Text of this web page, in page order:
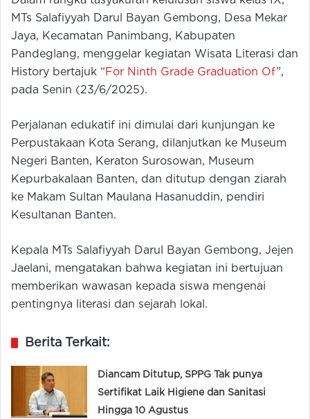
MTs Salafiyyah Darul Bayan Gembong, Desa Mekar
Jaya, Kecamatan Panimbang, Kabupaten
Pandeglang, menggelar kegiatan Wisata Literasi dan
History bertajuk “ For Ninth Grade Graduation Of”,
pada Senin (23/6/2025).
Perjalanan edukatif ini dimulai dari kunjungan ke
Perpustakaan Kota Serang, dilanjutkan ke Museum
Negeri Banten, Keraton Surosowan, Museum
Kepurbakalaan Banten, dan ditutup dengan ziarah
ke Makam Sultan Maulana Hasanuddin, pendiri
Kesultanan Banten.
Kepala MTs Salafiyyah Darul Bayan Gembong, Jejen
Jaelani, mengatakan bahwa kegiatan ini bertujuan
memberikan wawasan kepada siswa mengenai
pentingnya literasi dan sejarah lokal.
Berita Terkait:
Diancam Ditutup, SPPG Tak punya
Sertifikat Laik Higiene dan Sanitasi
Hingga 10 Agustus